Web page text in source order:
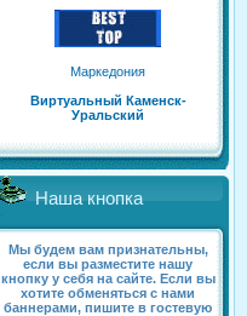
Маркедония
Виртуальный Каменск-
Уральский
Наша кнопка
Мы будем вам признательны,
если вы разместите нашу
кнопку у себя на сайте. Если вы
хотите обменяться с нами
баннерами, пишите в гостевую